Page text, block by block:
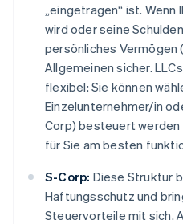
„eingetragen“ ist.
wird oder seine
persönliches Vermögen
Allgemeinen sicher.
flexibel: Sie können
Einzelunternehmer/in
Corp) besteuert werden
für Sie am besten
S-Corp: Diese Struktur
Haftungsschutz und
Steuervorteile mit sich.